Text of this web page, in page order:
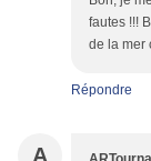
fautes !!!
de la mer
Répondre
A